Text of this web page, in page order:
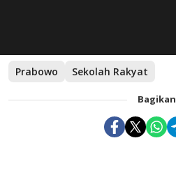
Prabowo Sekolah Rakyat
Bagikan